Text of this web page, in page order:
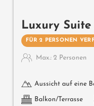
Luxury
FÜR 2 PERSONEN
Max.: 2 Personen
Aussicht auf eine
Balkon/Terrasse